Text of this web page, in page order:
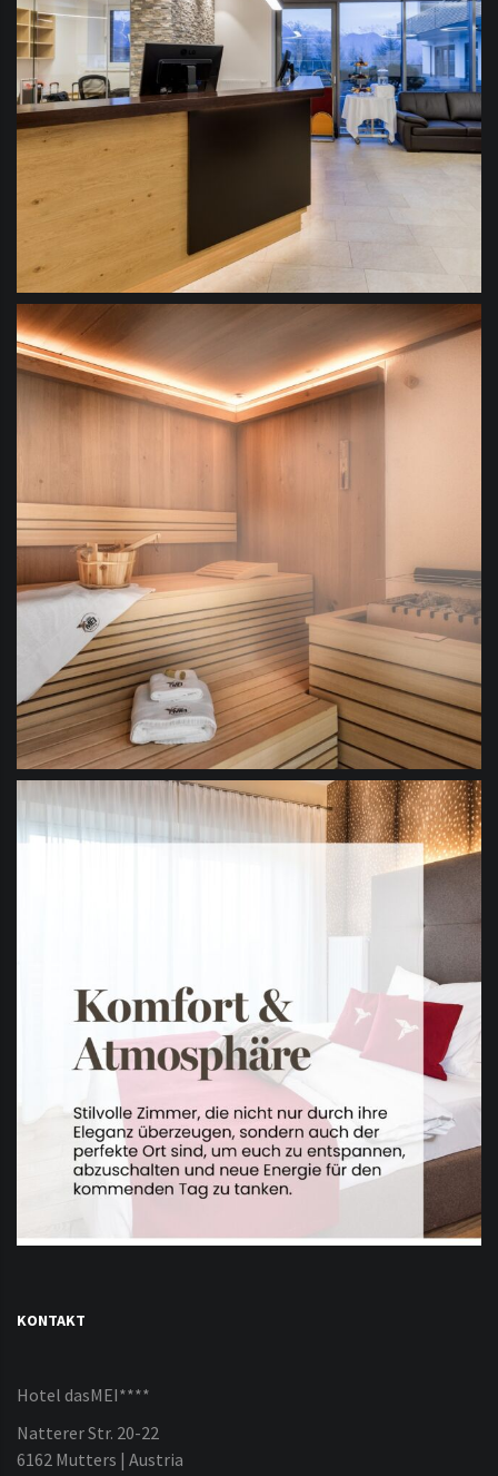
KONTAKT
Hotel dasMEI****
Natterer Str. 20-22
6162 Mutters | Austria